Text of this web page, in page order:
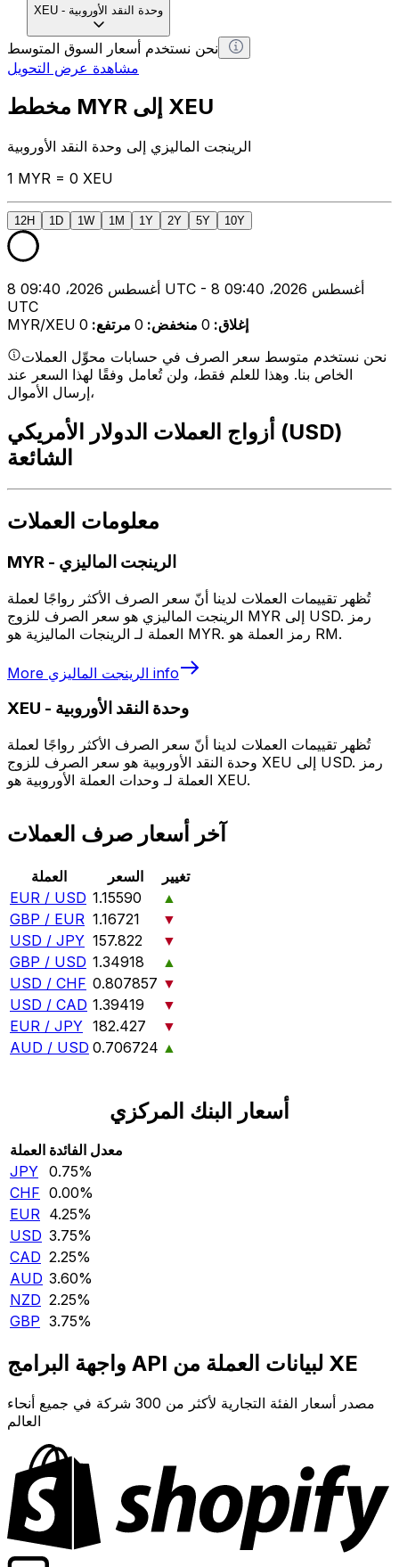
XEU - وحدة النقد الأوروبية
نحن نستخدم أسعار السوق المتوسط
مشاهدة عرض التحويل
مخطط MYR إلى XEU
الرينجت الماليزي إلى وحدة النقد الأوروبية
1 MYR = 0 XEU
12H 1D 1W 1M 1Y 2Y 5Y 10Y
8 أغسطس 2026، 09:40 UTC - 8 أغسطس 2026، 09:40
UTC
MYR/XEU
إغلاق:
0 منخفض:
0 مرتفع:
0
نحن نستخدم متوسط سعر الصرف في حسابات محوِّل العملات
الخاص بنا. وهذا للعلم فقط، ولن تُعامل وفقًا لهذا السعر عند
إرسال الأموال،
أزواج العملات الدولار الأمريكي (USD)
الشائعة
معلومات العملات
MYR - الرينجت الماليزي
تُظهر تقييمات العملات لدينا أنّ سعر الصرف الأكثر رواجًا لعملة
الرينجت الماليزي هو سعر الصرف للزوج MYR إلى USD. رمز
العملة لـ الرينجات الماليزية هو MYR. رمز العملة هو RM.
More الرينجت الماليزي info
XEU - وحدة النقد الأوروبية
تُظهر تقييمات العملات لدينا أنّ سعر الصرف الأكثر رواجًا لعملة
وحدة النقد الأوروبية هو سعر الصرف للزوج XEU إلى USD. رمز
العملة لـ وحدات العملة الأوروبية هو XEU.
آخر أسعار صرف العملات
العملة السعر
تغيير
EUR / USD 1.15590
▲
GBP / EUR 1.16721
▼
USD / JPY 157.822
▼
GBP / USD 1.34918
▲
USD / CHF 0.807857 ▼
USD / CAD 1.39419
▼
EUR / JPY 182.427
▼
AUD / USD 0.706724 ▲
أسعار البنك المركزي
العملة معدل الفائدة
JPY 0.75‎%‎
CHF 0.00‎%‎
EUR 4.25‎%‎
USD 3.75‎%‎
CAD 2.25‎%‎
AUD 3.60‎%‎
NZD 2.25‎%‎
GBP 3.75‎%‎
واجهة البرامج API لبيانات العملة من XE
مصدر أسعار الفئة التجارية لأكثر من 300 شركة في جميع أنحاء
العالم